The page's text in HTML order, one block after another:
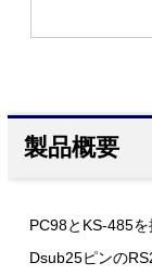
製品概要
PC98とKS-485
Dsub25ピンの